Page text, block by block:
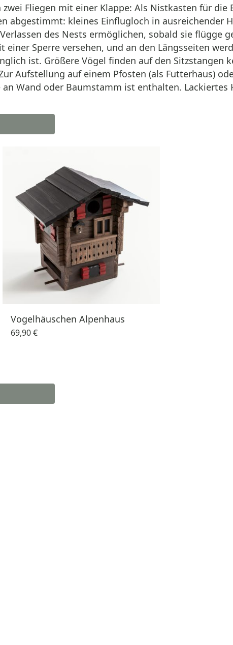
Fliegen mit einer Klappe: Als Nistkasten für
abgestimmt: kleines Einflugloch in
des Nests ermöglichen, sobald sie flügge
Sperre versehen, und an den Längsseiten
ist. Größere Vögel finden auf den Sitzstangen
Aufstellung auf einem Pfosten (als Futterhaus)
Wand oder Baumstamm ist enthalten. Lackiertes
Vogelhäuschen Alpenhaus
69,90 €